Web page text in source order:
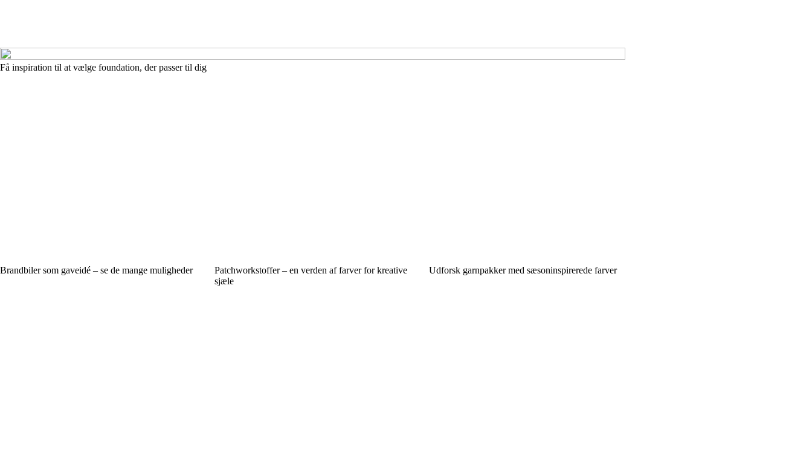
Få inspiration til at vælge foundation, der passer til dig
Brandbiler som gaveidé – se de mange muligheder
Patchworkstoffer – en verden af farver for kreative
sjæle
Udforsk garnpakker med sæsoninspirerede farver